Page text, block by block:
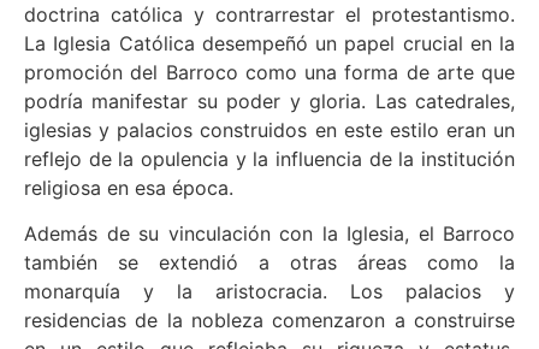
doctrina católica y contrarrestar el protestantismo.
La Iglesia Católica desempeñó un papel crucial en la
promoción del Barroco como una forma de arte que
podría manifestar su poder y gloria. Las catedrales,
iglesias y palacios construidos en este estilo eran un
reflejo de la opulencia y la influencia de la institución
religiosa en esa época.
Además de su vinculación con la Iglesia, el Barroco
también se extendió a otras áreas como la
monarquía y la aristocracia. Los palacios y
residencias de la nobleza comenzaron a construirse